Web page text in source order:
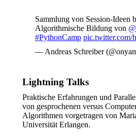
Sammlung von Session-Ideen
Algorithmische Bildung von
#PythonCamp
— Andreas Schreiber
Lightning Talks
Praktische Erfahrungen und
von gesprochenen versus
Algorithmen vorgetragen von
Universität Erlangen.